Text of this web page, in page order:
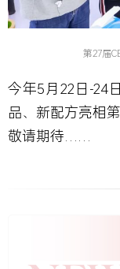
第27届
今年5月22日-24
品、新配方亮相
敬请期待……